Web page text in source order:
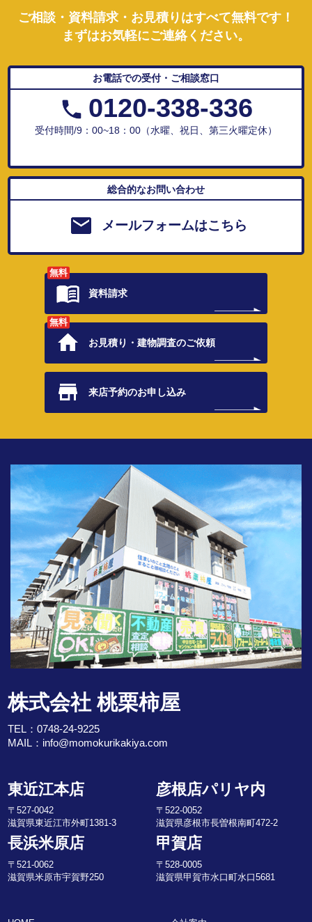
ご相談・資料請求・お見積りはすべて無料です！
まずはお気軽にご連絡ください。
お電話での受付・ご相談窓口
0120-338-336
受付時間/9：00~18：00（水曜、祝日、第三火曜定休）
総合的なお問い合わせ
メールフォームはこちら
無料
資料請求
無料
お見積り・建物調査のご依頼
来店予約のお申し込み
株式会社 桃栗柿屋
TEL：0748-24-9225
MAIL： info@momokurikakiya.com
東近江本店
〒527-0042
滋賀県東近江市外町1381-3
彦根店パリヤ内
〒522-0052
滋賀県彦根市長曽根南町472-2
長浜米原店
〒521-0062
滋賀県米原市宇賀野250
甲賀店
〒528-0005
滋賀県甲賀市水口町水口5681